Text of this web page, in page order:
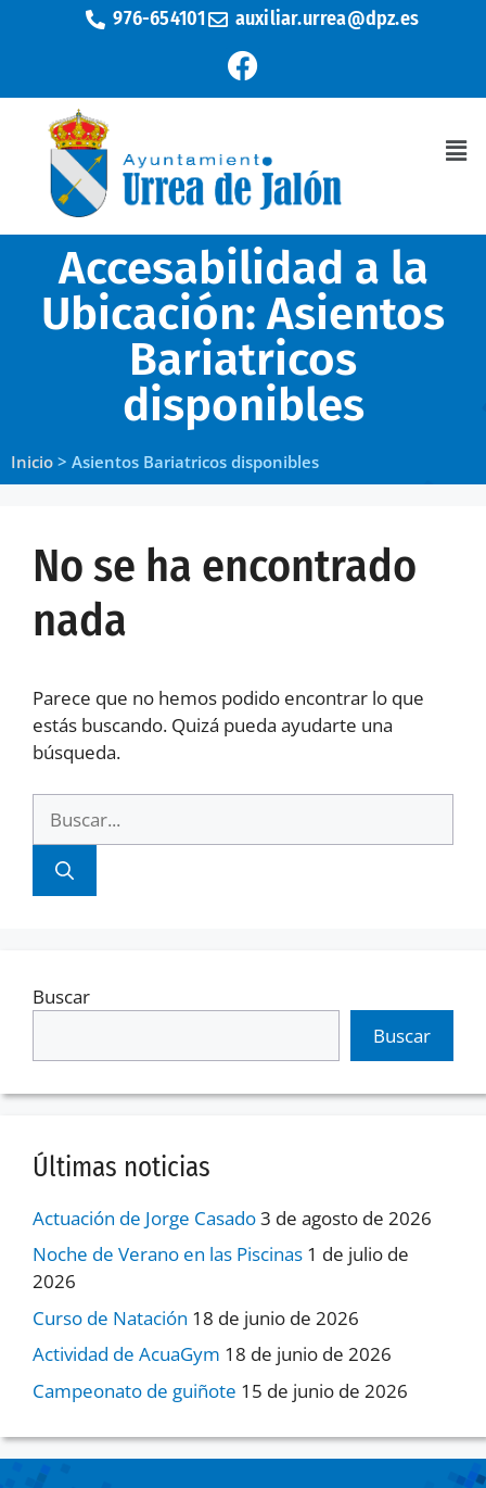
976-654101 auxiliar.urrea@dpz.es
Accesabilidad a la
Ubicación:Asientos
Bariatricos
disponibles
Inicio > Asientos Bariatricos disponibles
No se ha encontrado
nada
Parece que no hemos podido encontrar lo que
estás buscando. Quizá pueda ayudarte una
búsqueda.
Buscar
Buscar
Últimas noticias
Actuación de Jorge Casado3 de agosto de 2026
Noche de Verano en las Piscinas 1 de julio de
2026
Curso de Natación 18 de junio de 2026
Actividad de AcuaGym 18 de junio de 2026
Campeonato de guiñote 15 de junio de 2026